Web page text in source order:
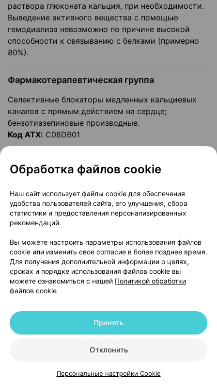
КаталогКорзинаИзбранноеПрофиль
раствора глюконата кальция, при необходимости.
Выведение активного вещества с помощью
гемодиализа невозможно по причине высокой
способности к связыванию с белками (примерно
80%).
Фармакотерапевтическая группа
Селективные блокаторы медленных кальциевых
каналов с прямым действием на сердце;
бензотиазепиновые производные.
Код ATX: C08DB01
Фармакологические свойства
Дилтиазем принадлежит к
фармакотерапевтической группе антагонистов
кальция (блокаторов кальциевых каналов). Схема
действия основана на ингибировании вхождения
кальция в миокардиальные клетки (система
водителей ритма, система сердечной
проводимости, функционирующий миокард) и в
клетки сосудистых гладких мышц.
Дилтиазем эффективен против стенокардии
снижению миокардиального потребления
кислорода путем сокращения постнагрузки на
сердце.
Дилтиазем действует гипотензивно посредством
Дилтиазем также работает как
Обработка файлов cookie
Наш сайт использует файлы cookie для обеспечения
удобства пользователей сайта, его улучшения, сбора
статистики и предоставления персонализированных
рекомендаций.
Вы можете настроить параметры использования файлов
cookie или изменить свое согласие в более позднее время.
Для получения дополнительной информации о целях,
сроках и порядке использования файлов cookie вы
можете ознакомиться с нашей Политикой обработки
файлов cookie
Отклонить
Принять
Персональные настройки Cookie